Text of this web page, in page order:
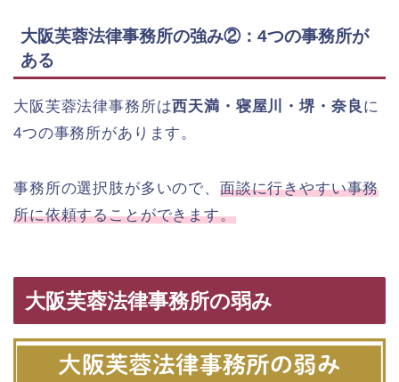
大阪芙蓉法律事務所の強み②：4つの事務所が
ある
大阪芙蓉法律事務所は西天満・寝屋川・堺・奈良 に
4つの事務所があります。
事務所の選択肢が多いので、 面談に行きやすい事務
所に依頼することができます。
大阪芙蓉法律事務所の弱み